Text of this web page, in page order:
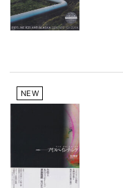
NEW